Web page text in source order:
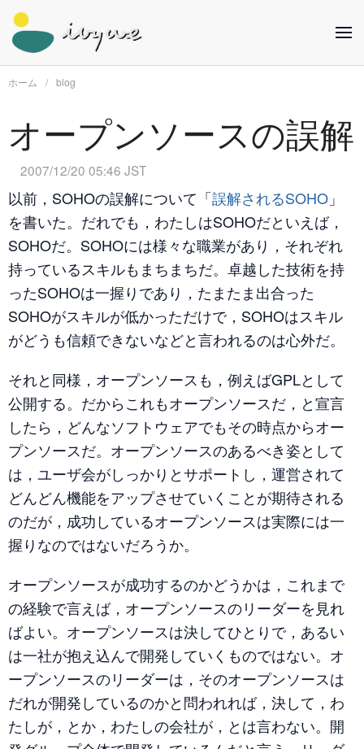
ホーム blog
オープンソースの誤解
2007/12/20 05:46 JST
以前，SOHOの誤解について「誤解されるSOHO 」
を書いた。だれでも，わたしはSOHOだといえば，
SOHOだ。SOHOには様々な職業があり，それぞれ
持っているスキルもまちまちだ。卓越した技術を持
ったSOHOは一握りであり，たまたま出合った
SOHOがスキルが低かっただけで，SOHOはスキル
がどうも信頼できないなどと言われるのは心外だ。
それと同様，オープンソースも，例えばGPLとして
公開する。だからこれもオープンソースだ，と宣言
したら，どんなソフトウェアでもその時点からオー
プンソースだ。オープンソースのあるべき姿として
は，ユーザ会がしっかりとサポートし，運営されて
どんどん機能をアップさせていくことが期待される
のだが，成功しているオープンソースは実際には一
握りなのではないだろうか。
オープンソースが成功するのかどうかは，これまで
の経験で言えば，オープンソースのリーダーを見れ
ばよい。オープンソースは決してひとりで，あるい
は一社が抱え込んで開発していくものではない。オ
ープンソースのリーダーは，そのオープンソースは
だれが開発しているのかと問われれば，決して，わ
たしが，とか，わたしの会社が，とは言わない。開